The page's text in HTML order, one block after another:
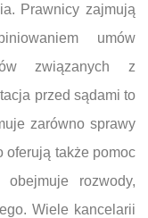
Prawnicy zajmują
umów
związanych z
przed sądami to
zarówno sprawy
oferują także pomoc
rozwody,
Wiele kancelarii